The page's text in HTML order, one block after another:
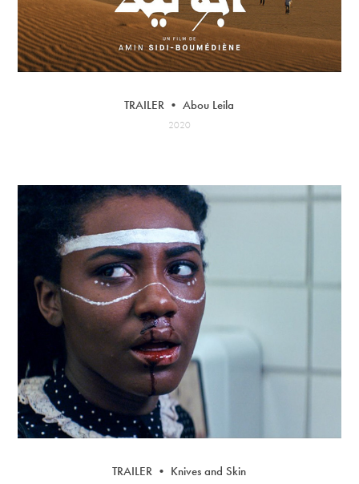
TRAILER • Abou Leila
2020
TRAILER • Knives and Skin